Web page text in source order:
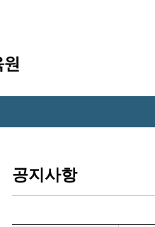
공지사항